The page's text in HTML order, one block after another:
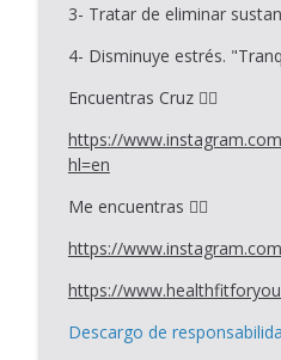
3- Tratar de eliminar
4- Disminuye estrés.
Encuentras Cruz 👇🏾
https://
hl=en
Me encuentras 👇🏾
https://
https://
Descargo de